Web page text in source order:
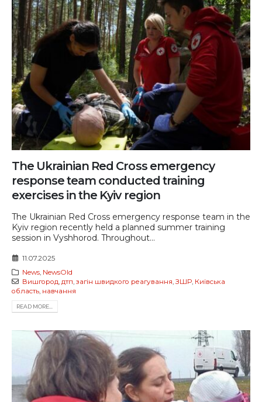
The Ukrainian Red Cross emergency
response team conducted training
exercises in the Kyiv region
The Ukrainian Red Cross emergency response team in the
Kyiv region recently held a planned summer training
session in Vyshhorod. Throughout...
11.07.2025
News, NewsOld
Вишгород, дтп, загін швидкого реагування, ЗШР, Київська
область, навчання
READ MORE...